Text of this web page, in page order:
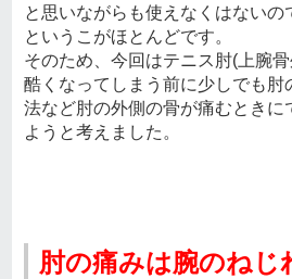
と思いながらも使えなくはないの
というこがほとんどです。
そのため、今回はテニス肘(上腕
酷くなってしまう前に少しでも肘
法など肘の外側の骨が痛むときに
ようと考えました。
肘の痛みは腕のねじ